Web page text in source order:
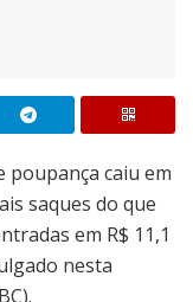
poupança caiu em
saques do que
em R$ 11,1
nesta